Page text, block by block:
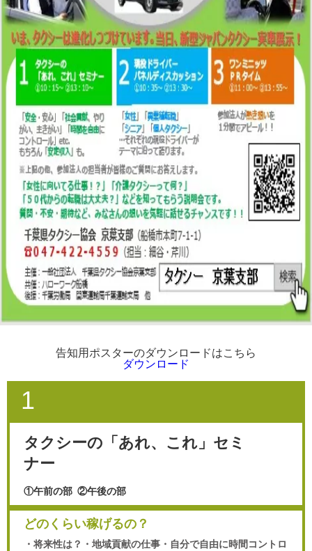
告知用ポスターのダウンロードはこちら
ダウンロード
1
タクシーの「あれ、これ」セミ
ナー
①午前の部 ②午後の部
どのくらい稼げるの？
・将来性は？・地域貢献の仕事・自分で自由に時間コントロ